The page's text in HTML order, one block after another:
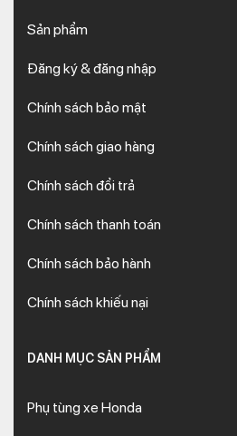
Sản phẩm
Đăng ký & đăng nhập
Chính sách bảo mật
Chính sách giao hàng
Chính sách đổi trả
Chính sách thanh toán
Chính sách bảo hành
Chính sách khiếu nại
DANH MỤC SẢN PHẨM
Phụ tùng xe Honda